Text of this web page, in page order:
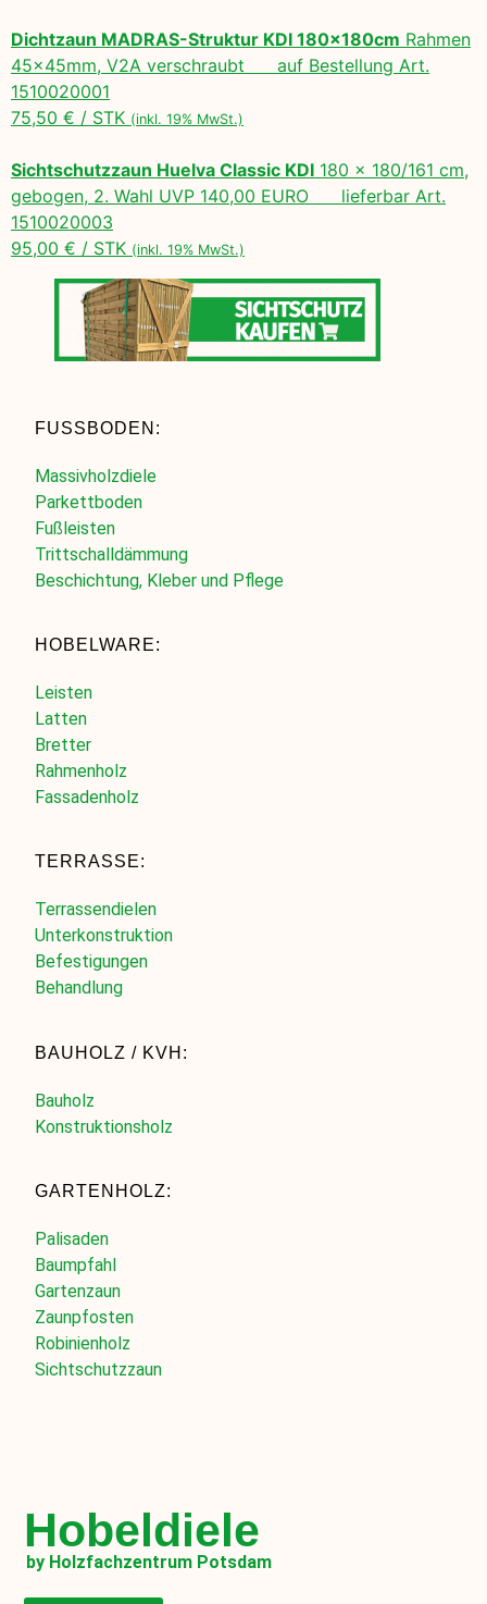
Dichtzaun MADRAS-Struktur KDI 180x180cm Rahmen
45x45mm, V2A verschraubt auf Bestellung Art.
1510020001
75,50 € / STK (inkl. 19% MwSt.)
Sichtschutzzaun Huelva Classic KDI 180 x 180/161 cm,
gebogen, 2. Wahl UVP 140,00 EURO lieferbar Art.
1510020003
95,00 € / STK (inkl. 19% MwSt.)
FUSSBODEN:
Massivholzdiele
Parkettboden
Fußleisten
Trittschalldämmung
Beschichtung, Kleber und Pflege
HOBELWARE:
Leisten
Latten
Bretter
Rahmenholz
Fassadenholz
TERRASSE:
Terrassendielen
Unterkonstruktion
Befestigungen
Behandlung
BAUHOLZ / KVH:
Bauholz
Konstruktionsholz
GARTENHOLZ:
Palisaden
Baumpfahl
Gartenzaun
Zaunpfosten
Robinienholz
Sichtschutzzaun
Hobeldiele
by Holzfachzentrum Potsdam